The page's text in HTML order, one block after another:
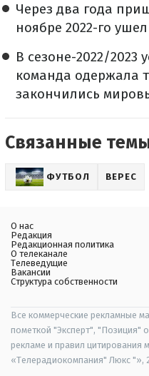
Через два года
ноябре 2022-го
В сезоне-2022/2023
команда одержала
закончились
Связанные
ФУТБОЛ ВЕРЕС
О нас
Редакция
Редакционная политика
О телеканале
Телеведущие
Вакансии
Структура собственности
Все коммерческие рекламные
пометкой "Эксперт", "Позиция"
рекламе и правил
«Телерадиокомпания" Люкс "»,